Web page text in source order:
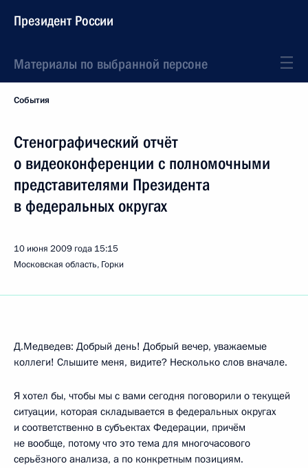
Президент России
Материалы по выбранной персоне
События
Стенографический отчёт
о видеоконференции с полномочными
представителями Президента
в федеральных округах
10 июня 2009 года 15:15
Московская область, Горки
Д.Медведев: Добрый день! Добрый вечер, уважаемые
коллеги! Слышите меня, видите? Несколько слов вначале.
Я хотел бы, чтобы мы с вами сегодня поговорили о текущей
ситуации, которая складывается в федеральных округах
и соответственно в субъектах Федерации, причём
не вообще, потому что это тема для многочасового
серьёзного анализа, а по конкретным позициям.